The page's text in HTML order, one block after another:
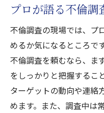
プロが語る不倫調
不倫調査の現場では、プ
めるか気になるところで
不倫調査を頼むなら、ま
をしっかりと把握するこ
ターゲットの動向や連絡
めます。また、調査中は